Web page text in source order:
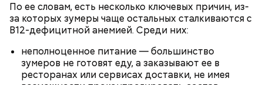
По ее словам, есть несколько ключевых причин, из-
за которых зумеры чаще остальных сталкиваются с
B12-дефицитной анемией. Среди них:
неполноценное питание — большинство
зумеров не готовят еду, а заказывают ее в
ресторанах или сервисах доставки, не имея
Также не нужно есть дыню до корки, потому что
именно там скапливаются нитраты. И важно
тщательно ее мыть, чтобы не отравиться, добавила
собеседница «ВМ».